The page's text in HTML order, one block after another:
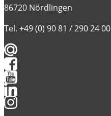
86720 Nördlingen
Tel. +49 (0) 90 81 / 290 24 00